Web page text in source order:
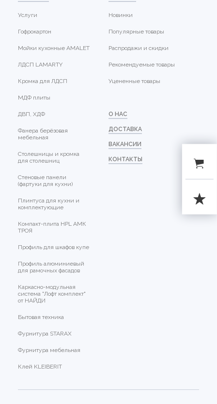
Услуги
Гофрокартон
Мойки кухонные AMALET
ЛДСП LAMARTY
Кромка для ЛДСП
МДФ плиты
ДВП, ХДФ
Фанера берёзовая
мебельная
Столешницы и кромка
для столешниц
Стеновые панели
(фартуки для кухни)
Плинтуса для кухни и
комплектующие
Компакт-плита HPL АМК
ТРОЯ
Профиль для шкафов купе
Профиль алюминиевый
для рамочных фасадов
Каркасно-модульная
система "Лофт комплект"
от НАЙДИ
Бытовая техника
Фурнитура STARAX
Фурнитура мебельная
Клей KLEIBERIT
Новинки
Популярные товары
Распродажи и скидки
Рекомендуемые товары
Уцененные товары
О НАС
ДОСТАВКА
ВАКАНСИИ
КОНТАКТЫ